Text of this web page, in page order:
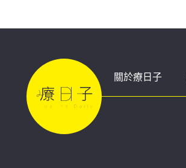
關於療日子